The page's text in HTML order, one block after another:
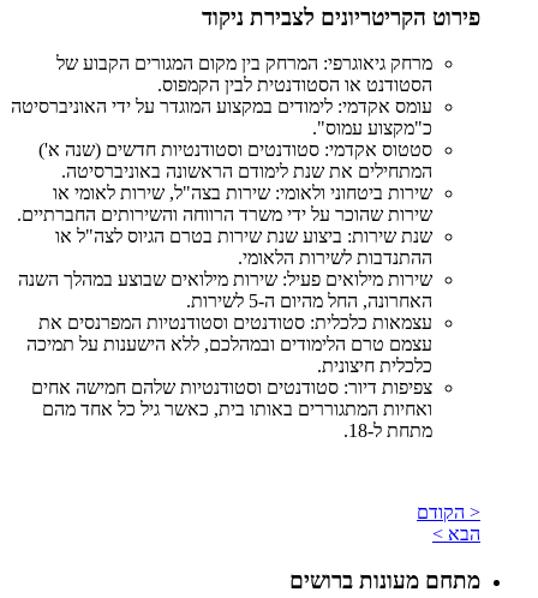
פירוט הקריטריונים לצבירת ניקוד
מרחק גיאוגרפי: המרחק בין מקום המגורים הקבוע של
הסטודנט או הסטודנטית לבין הקמפוס.
עומס אקדמי: לימודים במקצוע המוגדר על ידי האוניברסיטה
כ"מקצוע עמוס".
סטטוס אקדמי: סטודנטים וסטודנטיות חדשים (שנה א')
המתחילים את שנת לימודם הראשונה באוניברסיטה.
שירות ביטחוני ולאומי: שירות בצה"ל, שירות לאומי או
שירות שהוכר על ידי משרד הרווחה והשירותים החברתיים.
שנת שירות: ביצוע שנת שירות בטרם הגיוס לצה"ל או
ההתנדבות לשירות הלאומי.
שירות מילואים פעיל: שירות מילואים שבוצע במהלך השנה
האחרונה, החל מהיום ה-5 לשירות.
עצמאות כלכלית: סטודנטים וסטודנטיות המפרנסים את
עצמם טרם הלימודים ובמהלכם, ללא הישענות על תמיכה
כלכלית חיצונית.
צפיפות דיור: סטודנטים וסטודנטיות שלהם חמישה אחים
ואחיות המתגוררים באותו בית, כאשר גיל כל אחד מהם
מתחת ל-18.
< הקודם
הבא >
מתחם מעונות ברושים